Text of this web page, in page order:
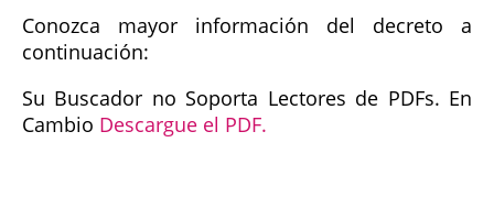
Conozca mayor información del decreto a
continuación:
Su Buscador no Soporta Lectores de PDFs. En
Cambio Descargue el PDF.